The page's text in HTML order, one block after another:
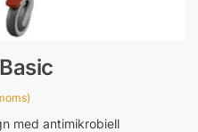
med antimikrobiell